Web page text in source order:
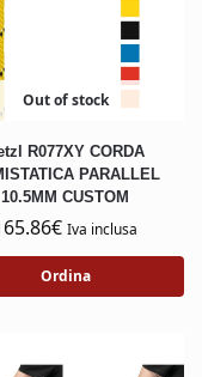
Out of stock
R077XY CORDA
PARALLEL
10.5MM CUSTOM
€ Iva inclusa
Ordina